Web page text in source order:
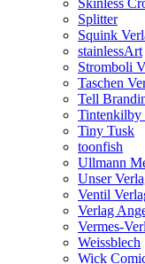
Skinless
Splitter
Squink
stainlessArt
Stromboli
Taschen
Tell
Tintenkilby
Tiny Tusk
toonfish
Ullmann
Unser
Ventil
Verlag
Vermes-
Weissblech
Wick